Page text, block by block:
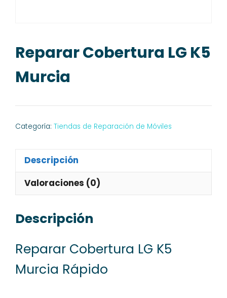
Reparar Cobertura LG K5
Murcia
Categoría: Tiendas de Reparación de Móviles
Descripción
Valoraciones (0)
Descripción
Reparar Cobertura LG K5
Murcia Rápido